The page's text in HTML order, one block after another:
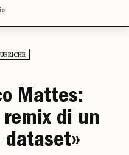
Mattes:
remix di un
dataset»